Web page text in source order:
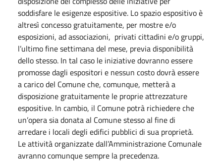
soddisfare le esigenze espositive. Lo spazio espositivo è
altresì concesso gratuitamente, per mostre e/o
esposizioni, ad associazioni, privati cittadini e/o gruppi,
l’ultimo fine settimana del mese, previa disponibilità
dello stesso. In tal caso le iniziative dovranno essere
promosse dagli espositori e nessun costo dovrà essere
a carico del Comune che, comunque, metterà a
disposizione gratuitamente le proprie attrezzature
espositive. In cambio, il Comune potrà richiedere che
un’opera sia donata al Comune stesso al fine di
arredare i locali degli edifici pubblici di sua proprietà.
Le attività organizzate dall’Amministrazione Comunale
avranno comunque sempre la precedenza.